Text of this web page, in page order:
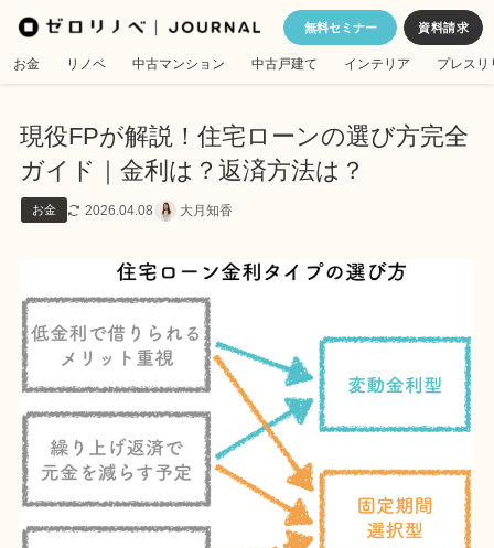
無料セミナー
お金 リノベ 中古マンション 中古戸建て インテリア プレスリ
現役FPが解説！住宅ローンの選び方完全
ガイド｜金利は？返済方法は？
お金 2026.04.08 大月知香